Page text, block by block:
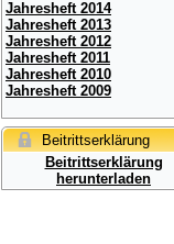
Jahresheft 2014
Jahresheft 2013
Jahresheft 2012
Jahresheft 2011
Jahresheft 2010
Jahresheft 2009
Beitrittserklärung
Beitrittserklärung
herunterladen